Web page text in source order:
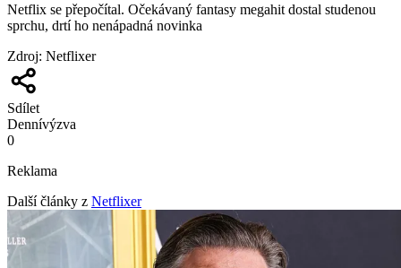
Netflix se přepočítal. Očekávaný fantasy megahit dostal studenou
sprchu, drtí ho nenápadná novinka
Zdroj: Netflixer
Sdílet
Dennívýzva
0
Reklama
Další články z Netflixer